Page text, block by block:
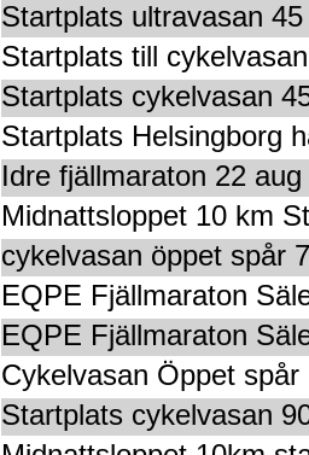
Startplats ultravasan 45
Startplats till
Startplats cykelvasan
Startplats Helsingborg
Idre fjällmaraton 22
Midnattsloppet 10 km
cykelvasan öppet spår
EQPE Fjällmaraton
EQPE Fjällmaraton
Cykelvasan Öppet spår
Startplats cykelvasan